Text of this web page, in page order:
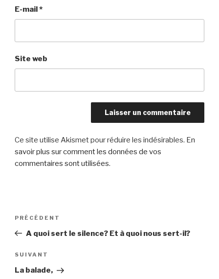
E-mail*
Site web
Ce site utilise Akismet pour réduire les indésirables. En
savoir plus sur comment les données de vos
commentaires sont utilisées.
Navigation
l’article
Article
précédent
PRÉCÉDENT
A quoi sert le silence? Et à quoi nous sert-il?
Article
suivant
SUIVANT
La balade,